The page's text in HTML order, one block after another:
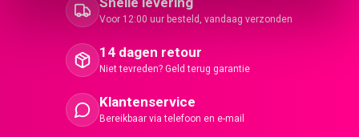
Voor 12:00 uur besteld, vandaag verzonden
14 dagen retour
Niet tevreden? Geld terug garantie
Klantenservice
Bereikbaar via telefoon en e-mail